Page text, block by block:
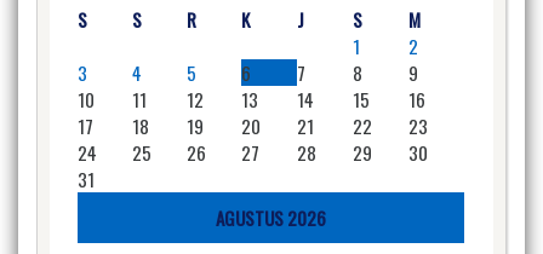
AGUSTUS 2026
S S R K J S
M
1
2
3
4 5 6 7 8
9
10
11 12 13 14 15
16
17
18 19 20 21 22
23
24
25 26 27 28 29
30
31